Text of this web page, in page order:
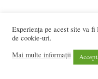
Experiența pe acest site va
de cookie-uri.
Mai multe informații